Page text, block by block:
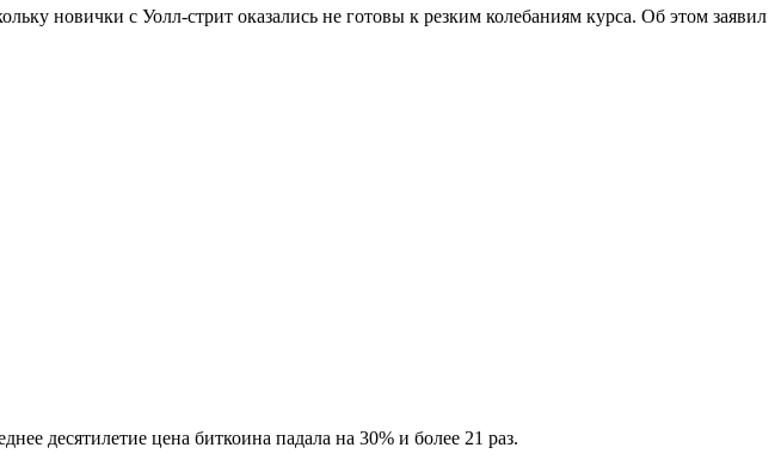
новички с Уолл-стрит оказались не готовы к резким колебаниям курса. Об этом заявил
десятилетие цена биткоина падала на 30% и более 21 раз.